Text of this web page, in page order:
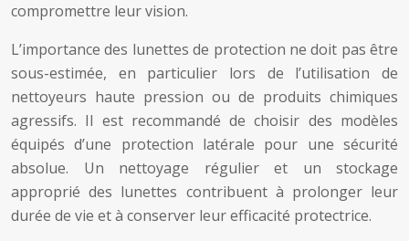
compromettre leur vision.
L’importance des lunettes de protection ne doit pas être
sous-estimée, en particulier lors de l’utilisation de
nettoyeurs haute pression ou de produits chimiques
agressifs. Il est recommandé de choisir des modèles
équipés d’une protection latérale pour une sécurité
absolue. Un nettoyage régulier et un stockage
approprié des lunettes contribuent à prolonger leur
durée de vie et à conserver leur efficacité protectrice.